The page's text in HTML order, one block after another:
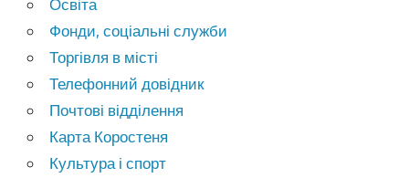
Освіта
Фонди, соціальні служби
Торгівля в місті
Телефонний довідник
Почтові відділення
Карта Коростеня
Культура і спорт